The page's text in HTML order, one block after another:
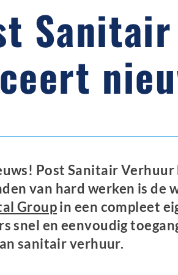
Post Sanitair
van hard werken is de
Groupin een compleet
snel en eenvoudig
sanitair verhuur.